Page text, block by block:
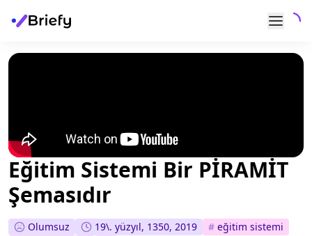
Eğitim Sistemi Bir PİRAMİT
Şemasıdır
Olumsuz 19\. yüzyıl, 1350, 2019 # eğitim sistemi